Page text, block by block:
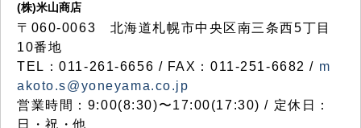
(株)米山商店
〒060-0063 北海道札幌市中央区南三条西5丁目
10番地
TEL：011-261-6656 / FAX：011-251-6682 / m
akoto.s@yoneyama.co.jp
営業時間：9:00(8:30)〜17:00(17:30) / 定休日：
日・祝・他